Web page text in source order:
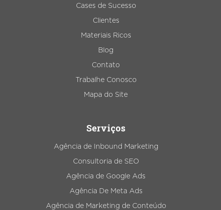
Cases de Sucesso
Clientes
Materiais Ricos
Blog
Contato
Trabalhe Conosco
Mapa do Site
Serviços
Agência de Inbound Marketing
Consultoria de SEO
Agência de Google Ads
Agência De Meta Ads
Agência de Marketing de Conteúdo